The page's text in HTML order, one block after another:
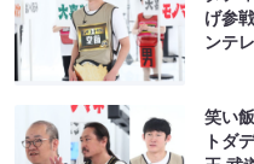
げ参
ンテ
笑い
トダ